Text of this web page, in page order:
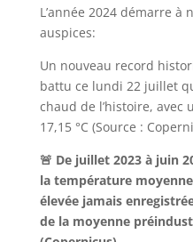
L’année 2024 démarre à
auspices:
Un nouveau record
battu ce lundi 22 juillet
chaud de l’histoire, avec
17,15 °C (Source :
🚨 De juillet 2023 à juin
la température
élevée jamais
de la moyenne